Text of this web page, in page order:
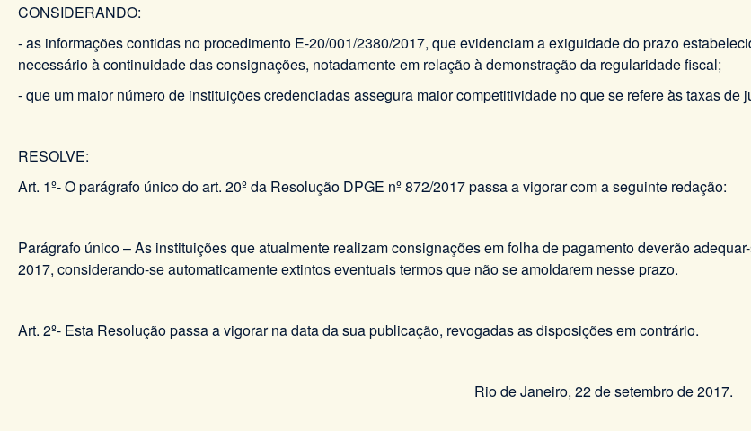
CONSIDERANDO:
- as informações contidas no procedimento E-20/001/2380/2017, que evidenciam a exiguidade do prazo
necessário à continuidade das consignações, notadamente em relação à demonstração da regularidade fiscal;
- que um maior número de instituições credenciadas assegura maior competitividade no que se refere às taxas
RESOLVE:
Art. 1º- O parágrafo único do art. 20º da Resolução DPGE nº 872/2017 passa a vigorar com a seguinte redação:
Parágrafo único – As instituições que atualmente realizam consignações em folha de pagamento deverão
2017, considerando-se automaticamente extintos eventuais termos que não se amoldarem nesse prazo.
Art. 2º- Esta Resolução passa a vigorar na data da sua publicação, revogadas as disposições em contrário.
Rio de Janeiro, 22 de setembro de 2017.